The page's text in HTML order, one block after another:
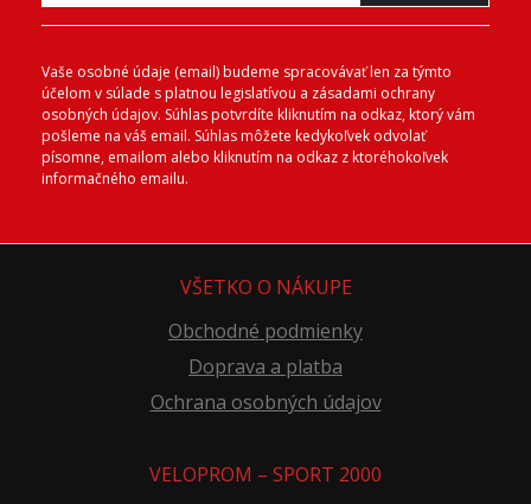
Vaše osobné údaje (email) budeme spracovávať len za týmto
účelom v súlade s platnou legislatívou a zásadami ochrany
osobných údajov. Súhlas potvrdíte kliknutím na odkaz, ktorý vám
pošleme na váš email. Súhlas môžete kedykoľvek odvolať
písomne, emailom alebo kliknutím na odkaz z ktoréhokoľvek
informačného emailu.
VŠETKO O NÁKUPE
Obchodné podmienky
Doprava a platba
Ochrana osobných údajov
VELOPROM – SPORT 2000